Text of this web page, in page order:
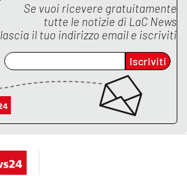
Se vuoi ricevere gratuitamente
tutte le notizie di LaC News
lascia il tuo indirizzo email e iscriviti
Iscriviti